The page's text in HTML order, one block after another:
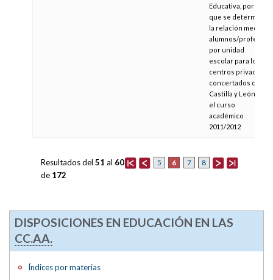
Educativa, por la
que se determina
la relación media
alumnos/profesor
por unidad
escolar para los
centros privados
concertados de
Castilla y León en
el curso
académico
2011/2012
5 6 7 8
Resultados del 51 al 60
de 172
DISPOSICIONES EN EDUCACIÓN EN LAS
CC.AA.
Índices por materias